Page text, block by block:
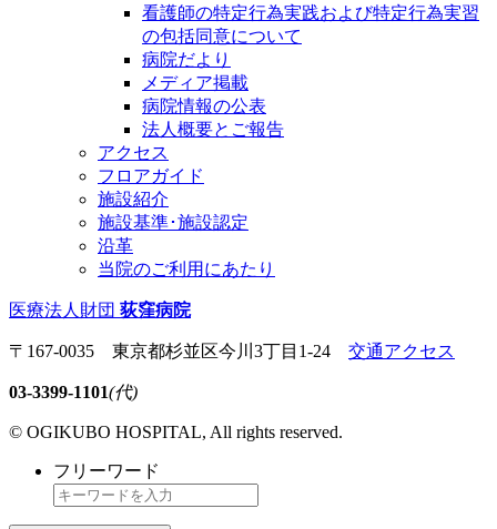
看護師の特定行為実践および特定行為実習
の包括同意について
病院だより
メディア掲載
病院情報の公表
法人概要とご報告
アクセス
フロアガイド
施設紹介
施設基準･施設認定
沿革
当院のご利用にあたり
医療法人財団 荻窪病院
〒167-0035 東京都杉並区今川3丁目1-24 交通アクセス
03-3399-1101(代)
© OGIKUBO HOSPITAL, All rights reserved.
フリーワード